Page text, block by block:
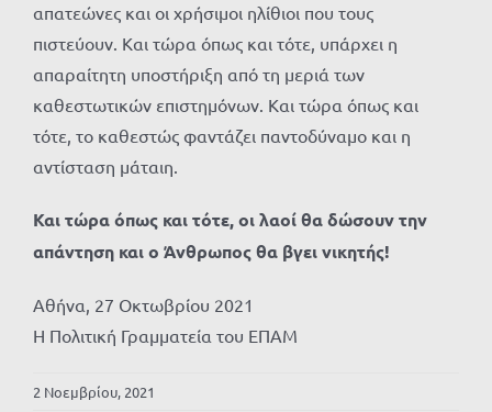
απατεώνες και οι χρήσιμοι ηλίθιοι που τους
πιστεύουν. Και τώρα όπως και τότε, υπάρχει η
απαραίτητη υποστήριξη από τη μεριά των
καθεστωτικών επιστημόνων. Και τώρα όπως και
τότε, το καθεστώς φαντάζει παντοδύναμο και η
αντίσταση μάταιη.
Και τώρα όπως και τότε, οι λαοί θα δώσουν την
απάντηση και ο Άνθρωπος θα βγει νικητής!
Αθήνα, 27 Οκτωβρίου 2021
Η Πολιτική Γραμματεία του ΕΠΑΜ
2 Νοεμβρίου, 2021